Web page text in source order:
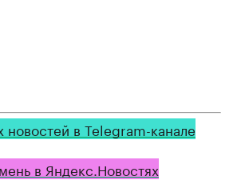
в Telegram-канале
в Яндекс.Новостях